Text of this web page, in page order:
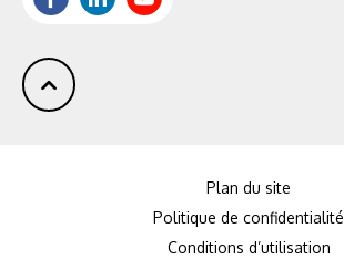
Plan du site
Politique de confidentialité
Conditions d’utilisation